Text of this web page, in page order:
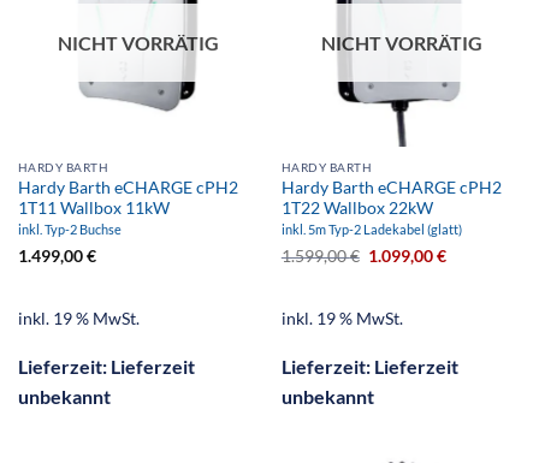
NICHT VORRÄTIG
HARDY BARTH
Hardy Barth eCHARGE cPH2
1T11 Wallbox 11kW
inkl. Typ-2 Buchse
1.499,00€
inkl. 19 % MwSt.
Lieferzeit: Lieferzeit
unbekannt
NICHT VORRÄTIG
HARDY BARTH
Hardy Barth eCHARGE cPH2
1T22 Wallbox 22kW
inkl. 5m Typ-2 Ladekabel (glatt)
1.599,00€ 1.099,00€
inkl. 19 % MwSt.
Lieferzeit: Lieferzeit
unbekannt